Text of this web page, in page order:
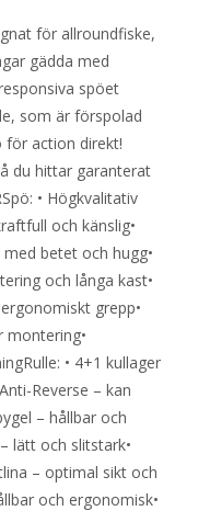
för allroundfiske,
gädda med
spöet
som är förspolad
för action direkt!
du hittar garanterat
• Högkvalitativ
och känslig•
betet och hugg•
och långa kast•
grepp•
montering•
• 4+1 kullager
Reverse – kan
– hållbar och
lätt och slitstark•
– optimal sikt och
och ergonomisk•